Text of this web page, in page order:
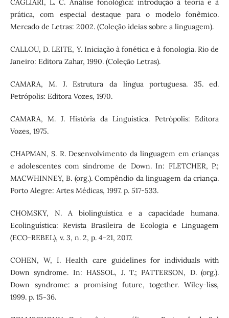
CAGLIARI, L. C. Análise fonológica: introdução à teoria e à
prática, com especial destaque para o modelo fonêmico.
Mercado de Letras: 2002. (Coleção ideias sobre a linguagem).
CALLOU, D. LEITE, Y. Iniciação à fonética e à fonologia. Rio de
Janeiro: Editora Zahar, 1990. (Coleção Letras).
CAMARA, M. J. Estrutura da língua portuguesa. 35. ed.
Petrópolis: Editora Vozes, 1970.
CAMARA, M. J. História da Linguística. Petrópolis: Editora
Vozes, 1975.
CHAPMAN, S. R. Desenvolvimento da linguagem em crianças
e adolescentes com síndrome de Down. In: FLETCHER, P.;
MACWHINNEY, B. (org.). Compêndio da linguagem da criança.
Porto Alegre: Artes Médicas, 1997. p. 517-533.
CHOMSKY, N. A biolinguística e a capacidade humana.
Ecolinguística: Revista Brasileira de Ecologia e Linguagem
(ECO-REBEL), v. 3, n. 2, p. 4-21, 2017.
COHEN, W, I. Health care guidelines for individuals with
Down syndrome. In: HASSOL, J. T.; PATTERSON, D. (org.).
Down syndrome: a promising future, together. Wiley-liss,
1999. p. 15-36.